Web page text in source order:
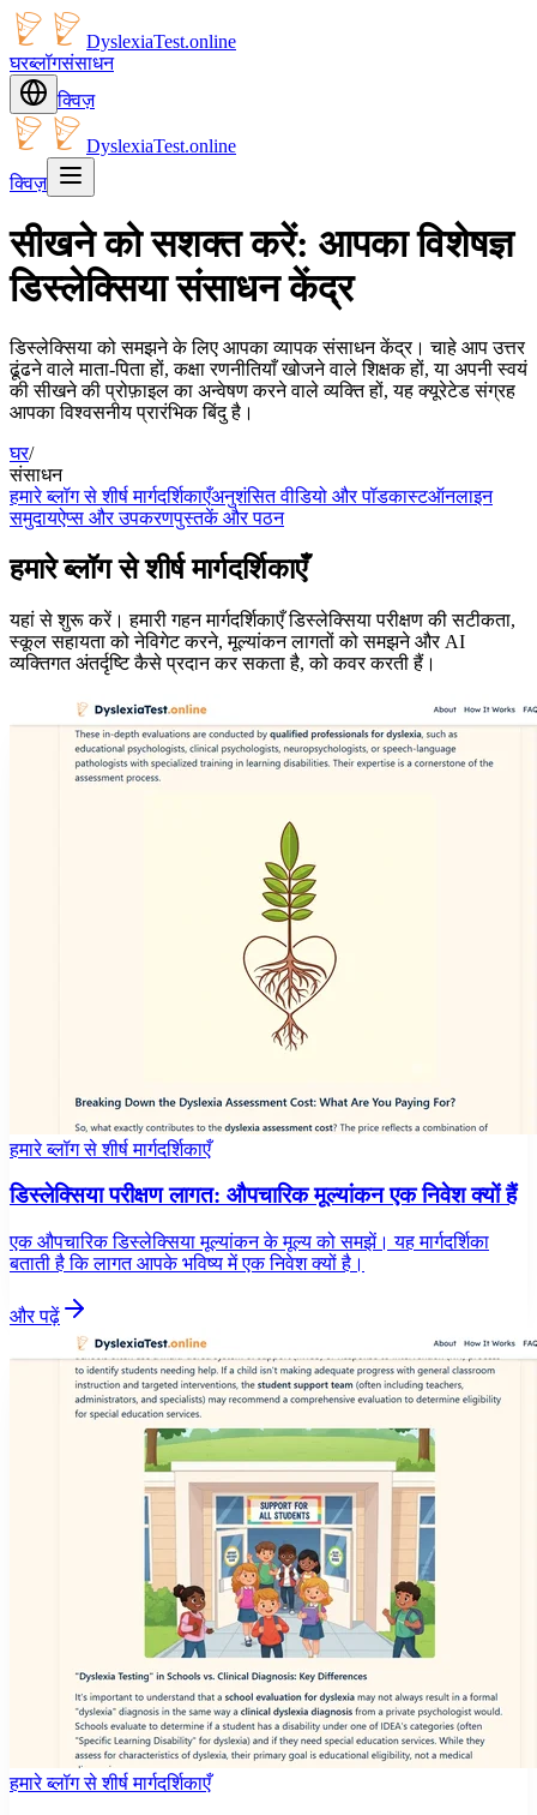
DyslexiaTest.online
घरब्लॉगसंसाधन
क्विज़
DyslexiaTest.online
क्विज़
सीखने को सशक्त करें: आपका विशेषज्ञ
डिस्लेक्सिया संसाधन केंद्र
डिस्लेक्सिया को समझने के लिए आपका व्यापक संसाधन केंद्र। चाहे आप उत्तर
ढूंढने वाले माता-पिता हों, कक्षा रणनीतियाँ खोजने वाले शिक्षक हों, या अपनी स्वयं
की सीखने की प्रोफ़ाइल का अन्वेषण करने वाले व्यक्ति हों, यह क्यूरेटेड संग्रह
आपका विश्वसनीय प्रारंभिक बिंदु है।
घर/
संसाधन
हमारे ब्लॉग से शीर्ष मार्गदर्शिकाएँअनुशंसित वीडियो और पॉडकास्टऑनलाइन
समुदायऐप्स और उपकरणपुस्तकें और पठन
हमारे ब्लॉग से शीर्ष मार्गदर्शिकाएँ
यहां से शुरू करें। हमारी गहन मार्गदर्शिकाएँ डिस्लेक्सिया परीक्षण की सटीकता,
स्कूल सहायता को नेविगेट करने, मूल्यांकन लागतों को समझने और AI
व्यक्तिगत अंतर्दृष्टि कैसे प्रदान कर सकता है, को कवर करती हैं।
हमारे ब्लॉग से शीर्ष मार्गदर्शिकाएँ
डिस्लेक्सिया परीक्षण लागत: औपचारिक मूल्यांकन एक निवेश क्यों हैं
एक औपचारिक डिस्लेक्सिया मूल्यांकन के मूल्य को समझें। यह मार्गदर्शिका
बताती है कि लागत आपके भविष्य में एक निवेश क्यों है।
और पढ़ें
हमारे ब्लॉग से शीर्ष मार्गदर्शिकाएँ